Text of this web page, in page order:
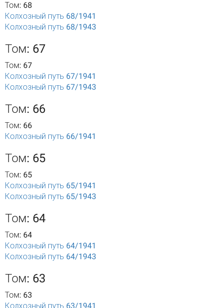
Том: 68
Колхозный путь 68/1941
Колхозный путь 68/1943
Том: 67
Том: 67
Колхозный путь 67/1941
Колхозный путь 67/1943
Том: 66
Том: 66
Колхозный путь 66/1941
Том: 65
Том: 65
Колхозный путь 65/1941
Колхозный путь 65/1943
Том: 64
Том: 64
Колхозный путь 64/1941
Колхозный путь 64/1943
Том: 63
Том: 63
Колхозный путь 63/1941